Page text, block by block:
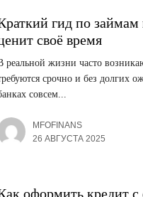
гид по
своё время
реальной жизни часто
срочно и без долгих
совсем...
MFOFINANS
26 АВГУСТА 2025
оформить кредит